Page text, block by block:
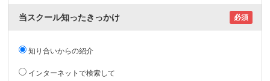
当スクール知ったきっかけ 必須
知り合いからの紹介
インターネットで検索して